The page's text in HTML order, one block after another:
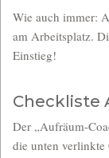
Wie auch immer:
am Arbeitsplatz.
Einstieg!
Checkliste
Der „Aufräum-
die unten verlinkte